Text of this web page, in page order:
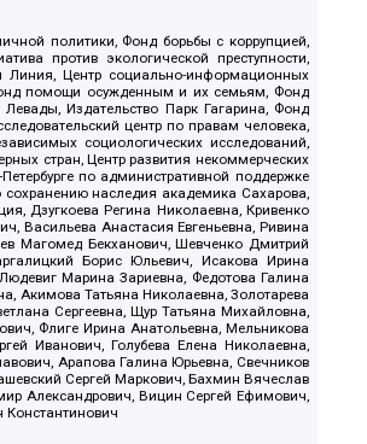
политики, Фонд борьбы с коррупцией,
против экологической преступности,
Центр социально-информационных
помощи осужденным и их семьям, Фонд
Издательство Парк Гагарина, Фонд
центр по правам человека,
социологических исследований,
стран, Центр развития некоммерческих
по административной поддержке
наследия академика Сахарова,
Дзугкоева Регина Николаевна, Кривенко
Васильева Анастасия Евгеньевна, Ривина
Магомед Бекханович, Шевченко Дмитрий
Борис Юльевич, Исакова Ирина
Марина Зариевна, Федотова Галина
Акимова Татьяна Николаевна, Золотарева
Сергеевна, Щур Татьяна Михайловна,
Флиге Ирина Анатольевна, Мельникова
Иванович, Голубева Елена Николаевна,
Арапова Галина Юрьевна, Свечников
Сергей Маркович, Бахмин Вячеслав
Александрович, Вицин Сергей Ефимович,